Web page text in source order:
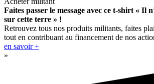
Faites passer le message avec ce t-shirt « Il
sur cette terre » !
Retrouvez tous nos produits militants, faites
tout en contribuant au financement de nos
en savoir +
»